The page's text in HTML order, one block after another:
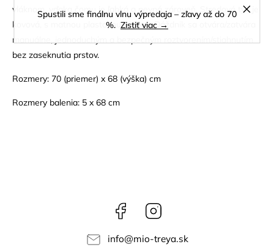
Spustili sme finálnu vlnu výpredaja – zľavy až do 70
%. Zistiť viac →
vláknom, vďaka čomu je ľahká a pevná zároveň. Stredová tyč je
kovová, s matnou plastovou rúčkou. Dáždnik sa otvára/zatvára
manuálne, jednoduchým a bezpečným roztvorením/stiahnutím
bez zaseknutia prstov.
Rozmery: 70 (priemer) x 68 (výška) cm
Rozmery balenia: 5 x 68 cm
Facebook
info@mio-treya.sk